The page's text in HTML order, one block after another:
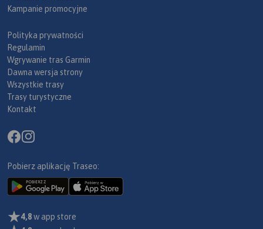
Kampanie promocyjne
Polityka prywatności
Regulamin
Wgrywanie tras Garmin
Dawna wersja strony
Wszystkie trasy
Trasy turystyczne
Kontakt
Pobierz aplikację Traseo:
4,8w app store